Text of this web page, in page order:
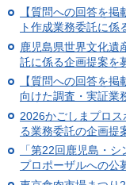
【質問への回答を
ト作成業務委託に係
鹿児島県世界文化遺
託に係る企画提案を
【質問への回答を
向けた調査・実証業
2026かごしまプロ
る業務委託の企画提
「第22回鹿児島・
プロポーザルへの公